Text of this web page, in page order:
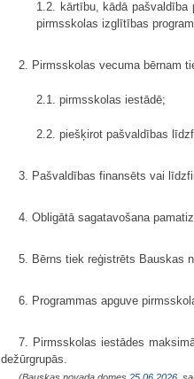
1.2. kārtību, kādā
pirmsskolas izglītības
2. Pirmsskolas vecuma bērnam
2.1. pirmsskolas iestādē;
2.2. piešķirot pašvaldības
3. Pašvaldības finansēts vai
4. Obligātā sagatavošana
5. Bērns tiek reģistrēts Bauskas
6. Programmas apguve
7. Pirmsskolas iestādes
dežūrgrupās.